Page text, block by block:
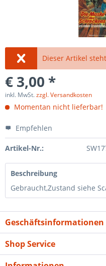
Dieser Artikel
€ 3,00 *
inkl. MwSt.zzgl. Versandkosten
Momentan nicht lieferbar!
Empfehlen
Artikel-Nr.:
Beschreibung
Gebraucht,Zustand siehe
Geschäftsinformationen
Shop Service